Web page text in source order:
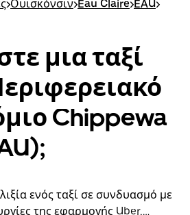
>Ουισκόνσιν>Eau Claire>EAU>
μια ταξί
Chippewa
ενός ταξί σε συνδυασμό με
της εφαρμογής Uber,